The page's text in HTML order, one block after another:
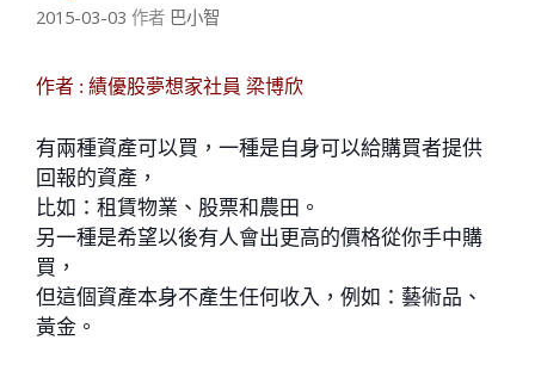
2015-03-03 作者 巴小智
作者 : 績優股夢想家社員 梁博欣
有兩種資產可以買，一種是自身可以給購買者提供
回報的資產，
比如：租賃物業、股票和農田。
另一種是希望以後有人會出更高的價格從你手中購
買，
但這個資產本身不產生任何收入，例如：藝術品、
黃金。